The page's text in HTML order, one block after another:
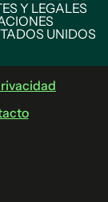
Y LEGALES
UNIDOS